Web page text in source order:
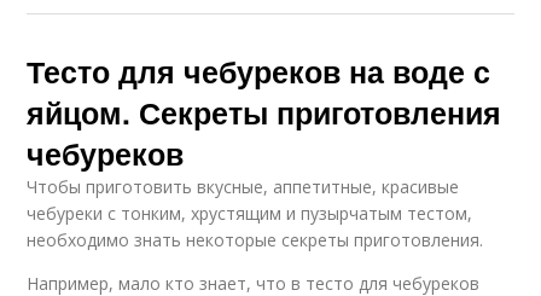
Тесто для чебуреков на воде с
яйцом. Секреты приготовления
чебуреков
Чтобы приготовить вкусные, аппетитные, красивые
чебуреки с тонким, хрустящим и пузырчатым тестом,
необходимо знать некоторые секреты приготовления.
Например, мало кто знает, что в тесто для чебуреков